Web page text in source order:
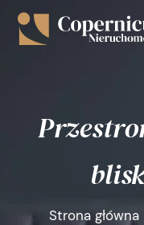
Strona główna